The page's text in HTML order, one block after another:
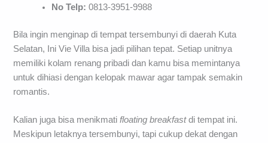
No Telp: 0813-3951-9988
Bila ingin menginap di tempat tersembunyi di daerah Kuta
Selatan, Ini Vie Villa bisa jadi pilihan tepat. Setiap unitnya
memiliki kolam renang pribadi dan kamu bisa memintanya
untuk dihiasi dengan kelopak mawar agar tampak semakin
romantis.
Kalian juga bisa menikmatifloating breakfastdi tempat ini.
Meskipun letaknya tersembunyi, tapi cukup dekat dengan